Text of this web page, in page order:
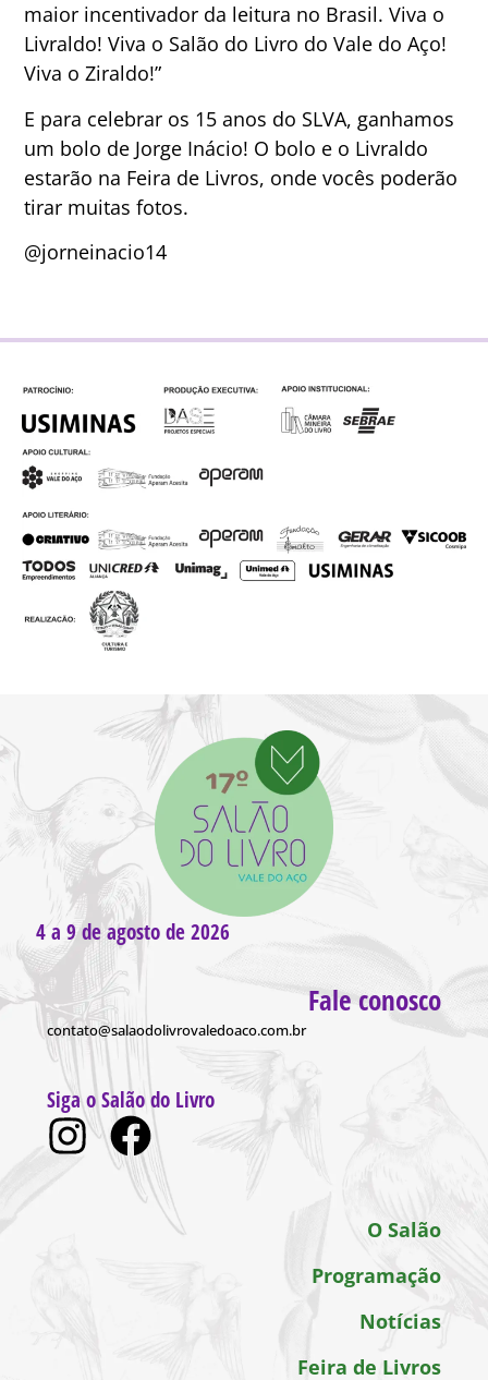
maior incentivador da leitura no Brasil. Viva o
Livraldo! Viva o Salão do Livro do Vale do Aço!
Viva o Ziraldo!”
E para celebrar os 15 anos do SLVA, ganhamos
um bolo de Jorge Inácio! O bolo e o Livraldo
estarão na Feira de Livros, onde vocês poderão
tirar muitas fotos.
@jorneinacio14
4 a 9 de agosto de 2026
Fale conosco
contato@salaodolivrovaledoaco.com.br
Siga o Salão do Livro
O Salão
Programação
Notícias
Feira de Livros